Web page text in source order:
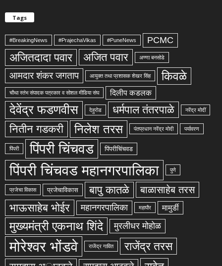
Tags
#BreakingNews #PrajechaVikas #PuneNews PCMC
अजितदादा पवार अजित पवार अण्णा बनसोडे
आमदार शंकर जगताप आयुक्त तथा प्रशासक शेखर सिंह किवळे
चौथा स्तंभ संपादक पत्रकार व सोशल मीडिया संघ दिलीप कडलक
देवेंद्र फडणवीस देहुरोड धर्मपाल तंतरपाळे नरेंद्र मोदीं
नितीन गडकरी निलेश तरस पंतप्रधान नरेंद्र मोदी पर्यावरण
पिंपरी पिंपरी चिंचवड पिंपरीचिंचवड
पिंपरी चिंचवड महानगरपालिका पुणे
प्रजेचा विकास प्रजेचाविकास बापु कातळे बाळासाहेब तरस
भाऊसाहेब भोईर महानगरपालिका महापौर मामुर्डी
मुख्यमंत्री एकनाथ शिंदे मुरलीधर मोहोळ
मोरेश्वर भोंडवे राजेंद्र गावित राजेंद्र तरस